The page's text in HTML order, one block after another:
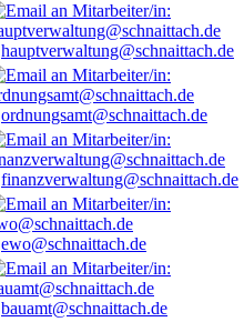
hauptverwaltung@schnaittach.de
ordnungsamt@schnaittach.de
finanzverwaltung@schnaittach.de
ewo@schnaittach.de
bauamt@schnaittach.de